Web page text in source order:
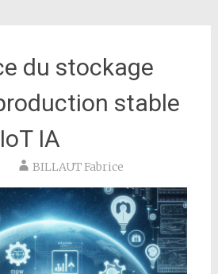
du stockage
stable
IA
BILLAUT Fabrice